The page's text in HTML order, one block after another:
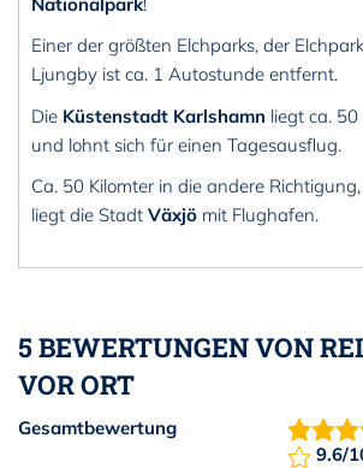
Einer der größten Elchparks, der
Ljungby ist ca. 1 Autostunde entfernt.
Die Küstenstadt Karlshamn liegt ca.
und lohnt sich für einen Tagesausflug.
Ca. 50 Kilomter in die andere
liegt die Stadt Växjö mit Flughafen.
5 BEWERTUNGEN VON
VOR ORT
Gesamtbewertung
9.6/